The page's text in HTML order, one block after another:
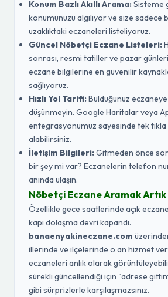
Konum Bazlı Akıllı Arama:Sisteme
konumunuzu algılıyor ve size sadece
uzaklıktaki eczaneleri listeliyoruz.
Güncel Nöbetçi Eczane Listeleri:
sonrası, resmi tatiller ve pazar
eczane bilgilerine en güvenilir
sağlıyoruz.
Hızlı Yol Tarifi:Bulduğunuz
düşünmeyin. Google Haritalar veya
entegrasyonumuz sayesinde tek
alabilirsiniz.
İletişim Bilgileri:Gitmeden önce
bir şey mi var? Eczanelerin telefon
anında ulaşın.
Nöbetçi Eczane Aramak Artık
Özellikle gece saatlerinde açık
kapı dolaşma devri kapandı.
banaenyakineczane.com
illerinde ve ilçelerinde o an hizmet
eczaneleri anlık olarak
sürekli güncellendiği için "adrese
gibi sürprizlerle karşılaşmazsınız.